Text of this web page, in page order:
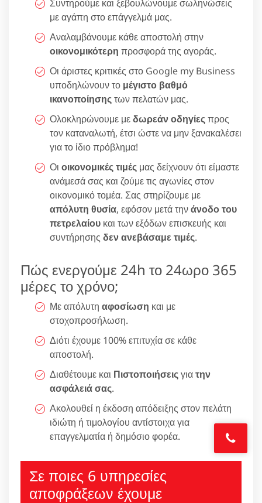
Συντηρούμε και ξεβουλώνουμε σωληνώσεις
με αγάπη στο επάγγελμά μας.
Αναλαμβάνουμε κάθε αποστολή στην
οικονομικότερη προσφορά της αγοράς.
Οι άριστες κριτικές στο Google my Business
υποδηλώνουν το μέγιστο βαθμό
ικανοποίησηςτων πελατών μας.
Ολοκληρώνουμε μεδωρεάν οδηγίεςπρος
τον καταναλωτή, έτσι ώστε να μην ξανακαλέσει
για το ίδιο πρόβλημα!
Οι οικονομικές τιμές μας δείχνουν ότι είμαστε
ανάμεσά σας και ζούμε τις αγωνίες στον
οικονομικό τομέα. Σας στηρίζουμε με
απόλυτη θυσία, εφόσον μετά τηνάνοδο του
πετρελαίου και των εξόδων επισκευής και
συντήρησης δεν ανεβάσαμε τιμές.
Πώς ενεργούμε 24h το 24ωρο 365
μέρες το χρόνο;
Με απόλυτη αφοσίωση και με
στοχοπροσήλωση.
Διότι έχουμε 100% επιτυχία σε κάθε
αποστολή.
Διαθέτουμε και Πιστοποιήσειςγιατην
ασφάλειά σας.
Ακολουθεί η έκδοση απόδειξης στον πελάτη
ιδιώτη ή τιμολογίου αντίστοιχα για
επαγγελματία ή δημόσιο φορέα.
Σε ποιες 6 υπηρεσίες
αποφράξεων έχουμε